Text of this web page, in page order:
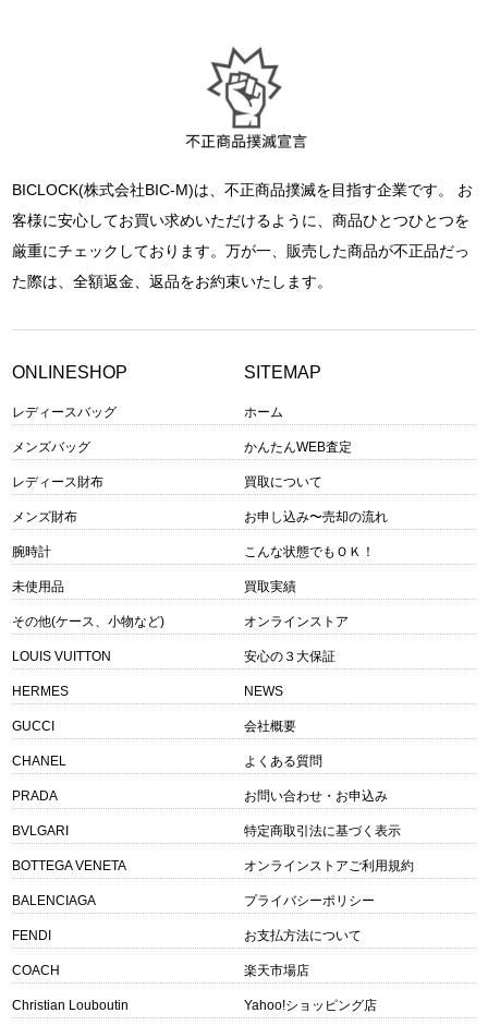
BICLOCK(株式会社BIC-M)は、不正商品撲滅を目指す企業です。 お
客様に安心してお買い求めいただけるように、商品ひとつひとつを
厳重にチェックしております。万が一、販売した商品が不正品だっ
た際は、全額返金、返品をお約束いたします。
ONLINESHOP
レディースバッグ
メンズバッグ
レディース財布
メンズ財布
腕時計
未使用品
その他(ケース、小物など)
LOUIS VUITTON
HERMES
GUCCI
CHANEL
PRADA
BVLGARI
BOTTEGA VENETA
BALENCIAGA
FENDI
COACH
Christian Louboutin
SITEMAP
ホーム
かんたんWEB査定
買取について
お申し込み〜売却の流れ
こんな状態でもＯＫ！
買取実績
オンラインストア
安心の３大保証
NEWS
会社概要
よくある質問
お問い合わせ・お申込み
特定商取引法に基づく表示
オンラインストアご利用規約
プライバシーポリシー
お支払方法について
楽天市場店
Yahoo!ショッピング店